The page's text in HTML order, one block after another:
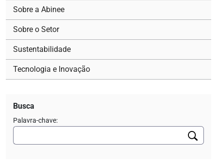
Sobre a Abinee
Sobre o Setor
Sustentabilidade
Tecnologia e Inovação
Busca
Palavra-chave: